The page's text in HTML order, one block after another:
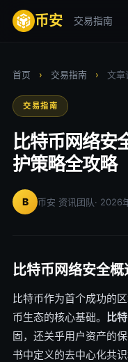
币安 交易指南
首页 › 交易指南 › 文章
交易指南
比特币网络安
护策略全攻略
B 币安 资讯团队· 2026
比特币网络安全概
比特币作为首个成功的
币生态的核心基础。 比
固，还关乎用户资产的
书中定义的去中心化共